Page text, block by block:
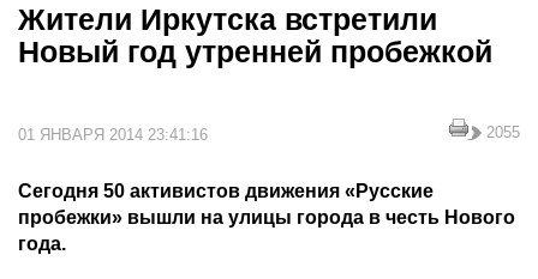
Жители Иркутска встретили
Новый год утренней пробежкой
01 ЯНВАРЯ 2014 23:41:16 2055
Сегодня 50 активистов движения «Русские
пробежки» вышли на улицы города в честь Нового
года.